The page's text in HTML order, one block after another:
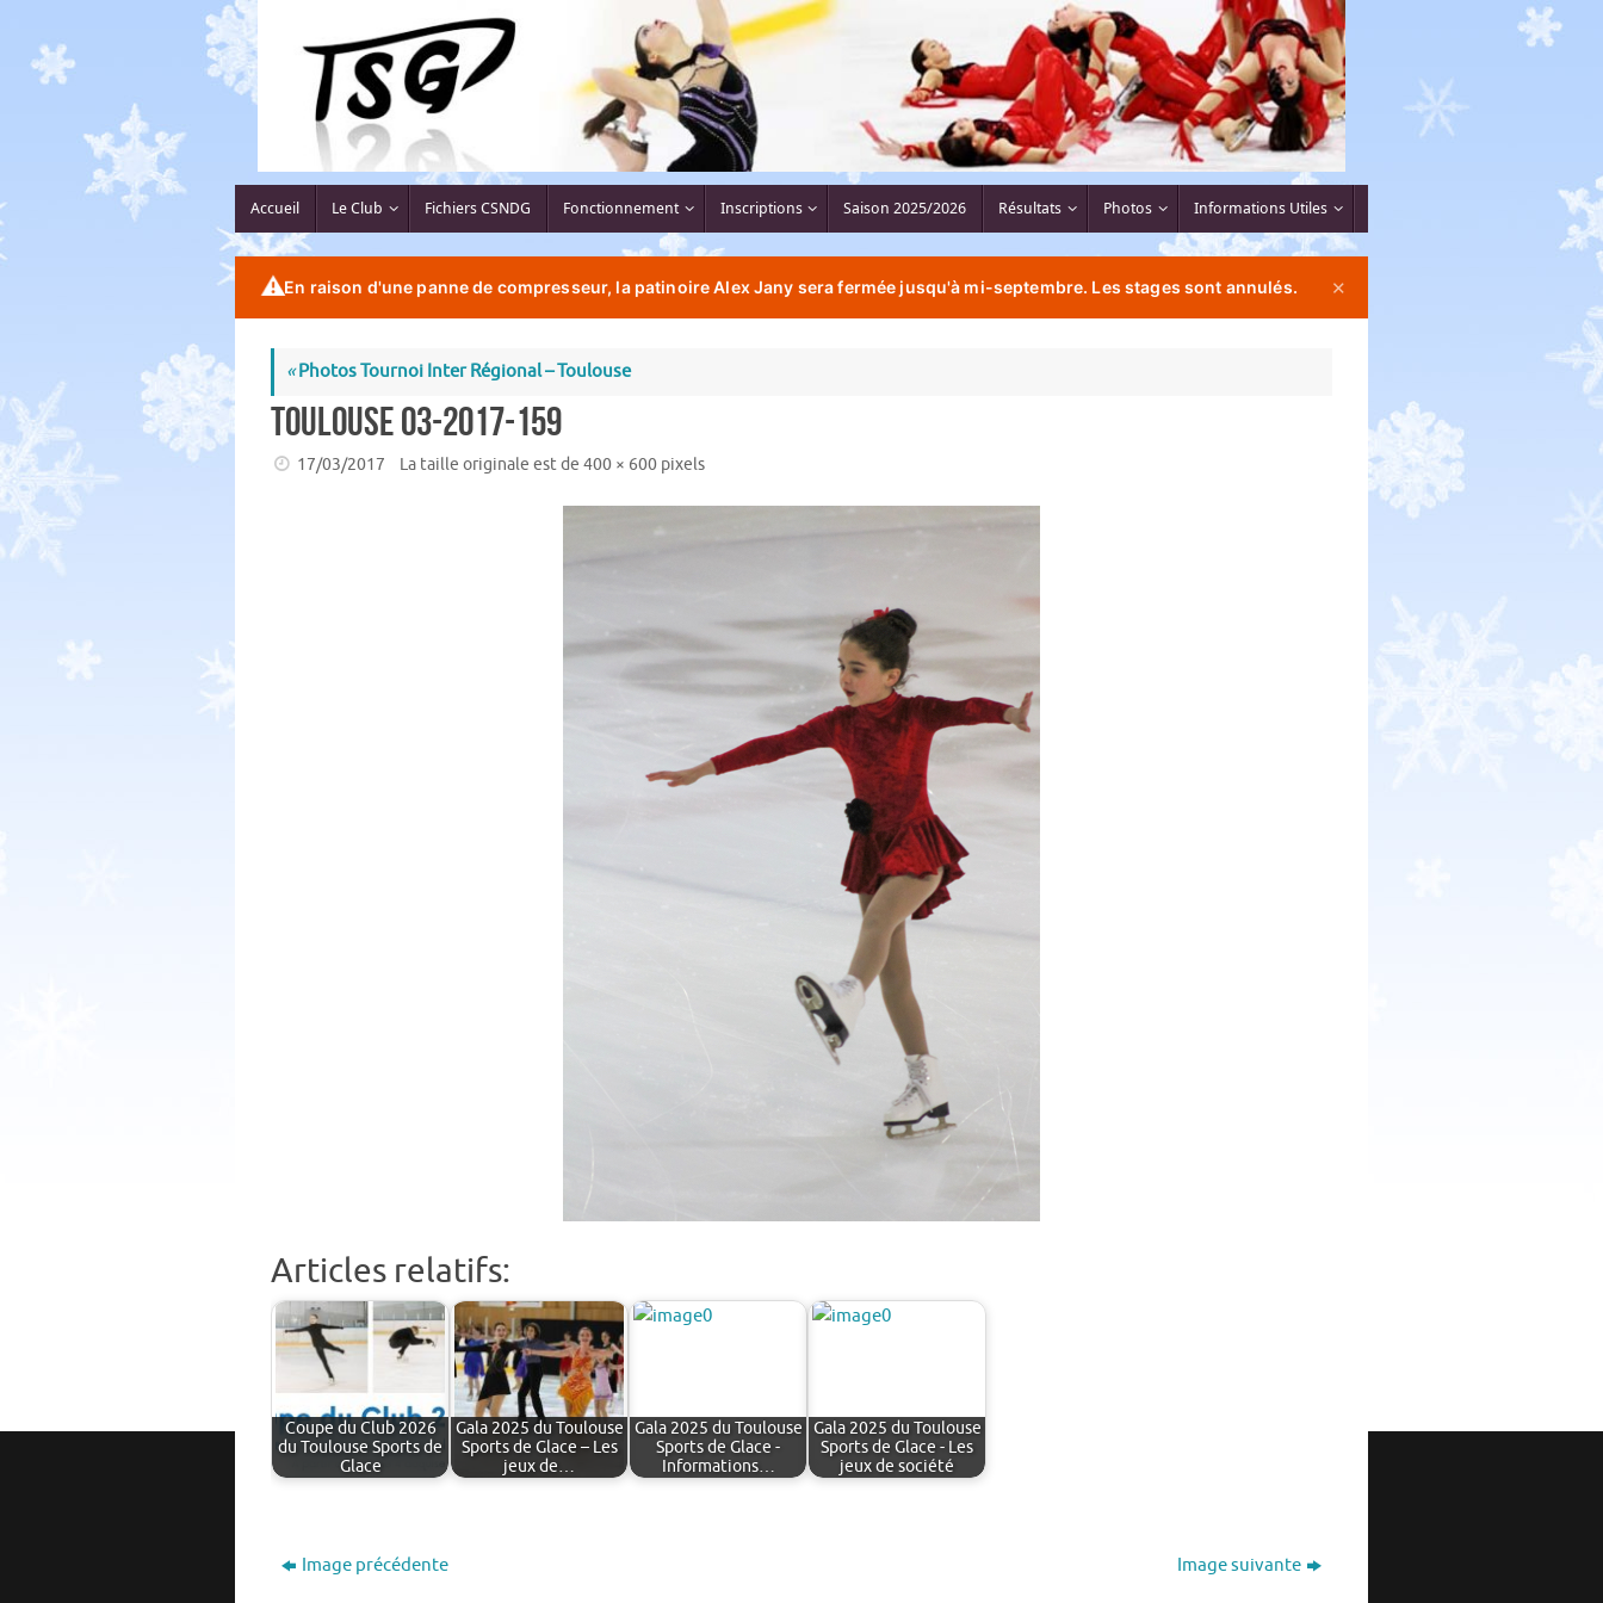
contenu
contenu
Accueil Le Club Fichiers CSNDG Fonctionnement Inscriptions Saison 2025/2026 Résultats Photos Informations Utiles
⚠️En raison d'une panne de compresseur, la patinoire Alex Jany sera fermée jusqu'à mi-septembre. Les stages sont annulés. ✕
«Photos Tournoi Inter Régional – Toulouse
toulouse 03-2017-159
17/03/2017 La taille originale est de400 × 600 pixels
Articles relatifs:
Coupe du Club 2026
du Toulouse Sports de
Glace
Gala 2025 du Toulouse
Sports de Glace – Les
jeux de…
Gala 2025 du Toulouse
Sports de Glace -
Informations…
Gala 2025 du Toulouse
Sports de Glace - Les
jeux de société
Image précédente Image suivante